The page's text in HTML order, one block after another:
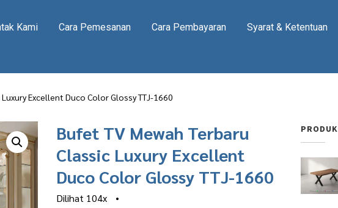
Kami Cara Pemesanan Cara Pembayaran Syarat & Ketentuan
Excellent Duco Color Glossy TTJ-1660
PRODUK
Bufet TV Mewah Terbaru
Classic Luxury Excellent
Duco Color Glossy TTJ-1660
Dilihat 104x •